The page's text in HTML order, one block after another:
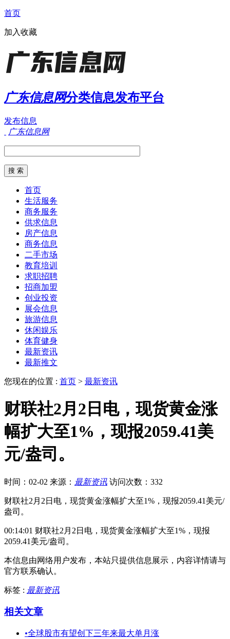
首页
加入收藏
广东信息网分类信息发布平台
发布信息
广东信息网
首页
生活服务
商务服务
供求信息
房产信息
商务信息
二手市场
教育培训
求职招聘
招商加盟
创业投资
展会信息
旅游信息
休闲娱乐
体育健身
最新资讯
最新推文
您现在的位置 : 首页 > 最新资讯
财联社2月2日电，现货黄金涨
幅扩大至1%，现报2059.41美
元/盎司。
时间：02-02 来源： 最新资讯 访问次数：332
财联社2月2日电，现货黄金涨幅扩大至1%，现报2059.41美元/
盎司。
00:14:01 财联社2月2日电，现货黄金涨幅扩大至1%，现报
2059.41美元/盎司。
本信息由网络用户发布， 本站只提供信息展示，内容详情请与
官方联系确认。
标签 : 最新资讯
相关文章
•全球股市有望创下三年来最大单月涨